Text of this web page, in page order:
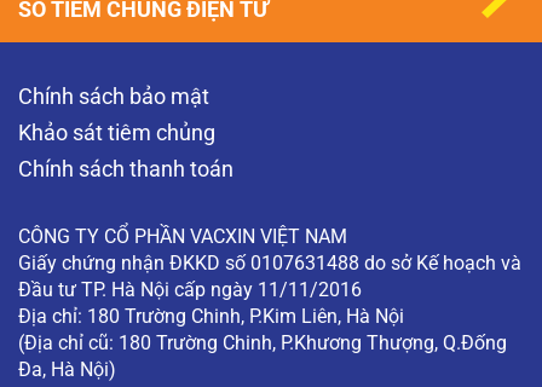
Chính sách bảo mật
Khảo sát tiêm chủng
Chính sách thanh toán
CÔNG TY CỔ PHẦN VACXIN VIỆT NAM
Giấy chứng nhận ĐKKD số 0107631488 do sở Kế hoạch và
Đầu tư TP. Hà Nội cấp ngày 11/11/2016
Địa chỉ: 180 Trường Chinh, P.Kim Liên, Hà Nội
(Địa chỉ cũ: 180 Trường Chinh, P.Khương Thượng, Q.Đống
Đa, Hà Nội)
SỔ TIÊM CHỦNG ĐIỆN TỬ